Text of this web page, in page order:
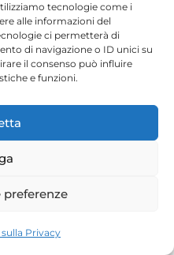
tecnologie come i
alle informazioni del
ci permetterà di
di navigazione o ID unici su
il consenso può influire
e funzioni.
preferenze
Privacy
Powered byCIAM